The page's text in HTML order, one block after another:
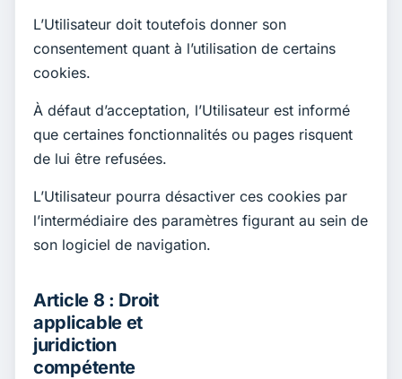
L’Utilisateur doit toutefois donner son
consentement quant à l’utilisation de certains
cookies.
À défaut d’acceptation, l’Utilisateur est informé
que certaines fonctionnalités ou pages risquent
de lui être refusées.
L’Utilisateur pourra désactiver ces cookies par
l’intermédiaire des paramètres figurant au sein de
son logiciel de navigation.
Article 8 : Droit
applicable et
juridiction
compétente